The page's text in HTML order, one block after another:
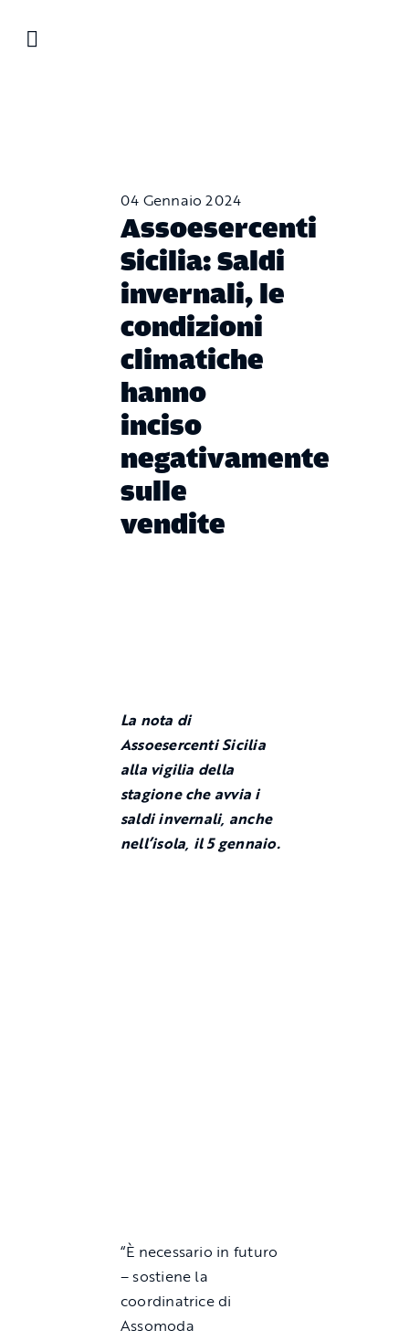
04 Gennaio 2024
Assoesercenti
Sicilia: Saldi
invernali, le
condizioni
climatiche
hanno
inciso
negativamente
sulle
vendite
La nota di
Assoesercenti Sicilia
alla vigilia della
stagione che avvia i
saldi invernali, anche
nell’isola, il 5 gennaio.
“È necessario in futuro
– sostiene la
coordinatrice di
Assomoda